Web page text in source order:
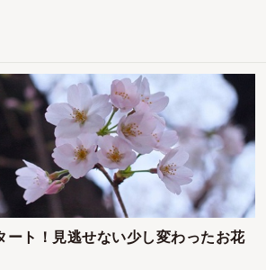
ート！見逃せない少し変わったお花